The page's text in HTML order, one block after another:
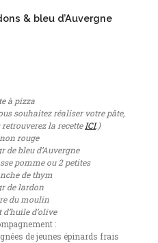
& bleu d’Auvergne
à pizza
souhaitez réaliser votre pâte,
retrouverez la recetteICI.)
rouge
de bleu d’Auvergne
pomme ou 2 petites
de thym
de lardon
du moulin
d’huile d’olive
:
de jeunes épinards frais